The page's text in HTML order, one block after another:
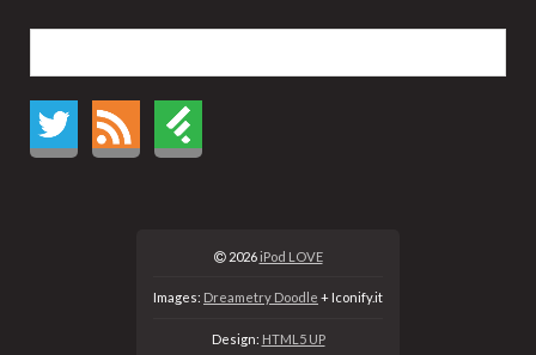
2026iPod LOVE
Images: Dreametry Doodle + Iconify.it
Design: HTML5 UP